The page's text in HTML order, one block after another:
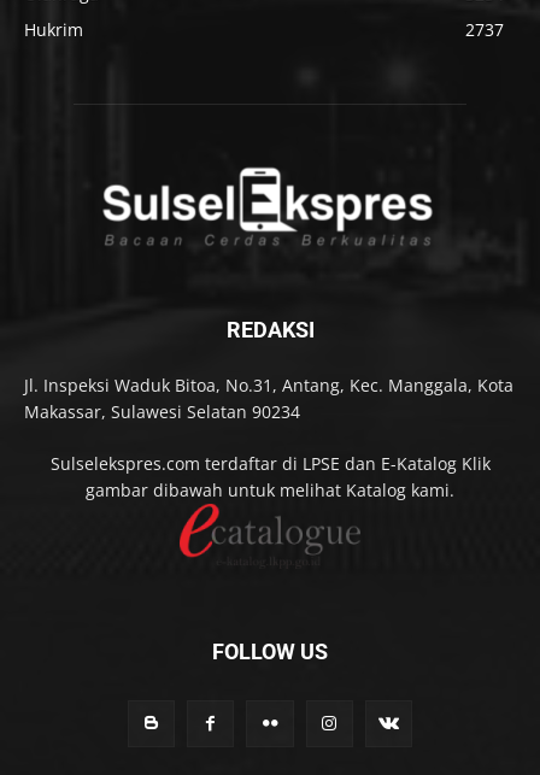
Hukrim
2737
REDAKSI
Jl. Inspeksi Waduk Bitoa, No.31, Antang, Kec. Manggala, Kota
Makassar, Sulawesi Selatan 90234
Sulselekspres.com terdaftar di LPSE dan E-Katalog Klik
gambar dibawah untuk melihat Katalog kami.
FOLLOW US